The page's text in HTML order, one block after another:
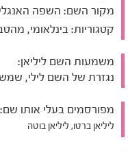
מקור השם: השפה
קטגוריות: בינלאומי,
משמעות השם ליליאן:
נגזרת של השם לילי,
מפורסמים בעלי אותו שם:
ליליאן ברטו, ליליאן בוטה